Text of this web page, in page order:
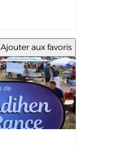
Ajouter aux favoris